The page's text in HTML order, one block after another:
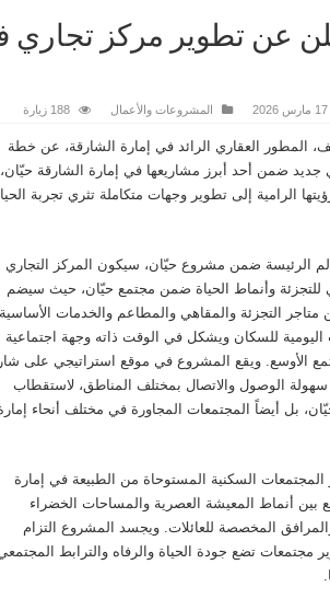
عن تطوير مركز
17 مارس 2026 المشروعات والأعمال 188 زيارة
المطور العقاري الرائد في إمارة الشارقة، عن خطة
جديد ضمن أحد أبرز مشاريعها في إمارة الشارقة حيّان،
الرامية إلى تطوير وجهات متكاملة تثري تجربة
الرئيسة ضمن مشروع حيّان، سيكون المركز التجاري
للتجزئة وأنماط الحياة ضمن مجتمع حيّان، حيث سيضم
التجزئة والمقاهي والمطاعم والخدمات
اليومية للسكان ويشكل في الوقت ذاته وجهة اجتماعية
الأوسع. ويقع المشروع في موقع استراتيجي على
سهولة الوصول والاتصال بمختلف المناطق، لاستقطاب
بل أيضاً المجتمعات المجاورة في مختلف أنحاء
المجتمعات السكنية المستوحاة من الطبيعة في إمارة
بين أنماط المعيشة العصرية والمساحات الخضراء
والمرافق المخصصة للعائلات. ويجسد المشروع التزام
مجتمعات تضع جودة الحياة والرفاه والترابط